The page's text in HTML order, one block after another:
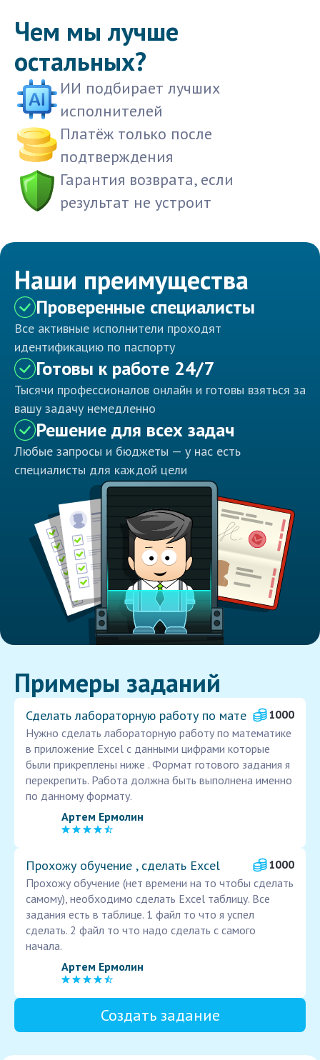
Чем мы лучше
остальных?
ИИ подбирает лучших
исполнителей
Платёж только после
подтверждения
Гарантия возврата, если
результат не устроит
Наши преимущества
Проверенные специалисты
Все активные исполнители проходят
идентификацию по паспорту
Готовы к работе 24/7
Тысячи профессионалов онлайн и готовы взяться за
вашу задачу немедленно
Решение для всех задач
Любые запросы и бюджеты — у нас есть
специалисты для каждой цели
Примеры заданий
Сделать лабораторную работу по мате
1000
Нужно сделать лабораторную работу по математике
в приложение Excel с данными цифрами которые
были прикреплены ниже . Формат готового задания я
перекрепить. Работа должна быть выполнена именно
по данному формату.
Артем Ермолин
Прохожу обучение , сделать Excel
1000
Прохожу обучение (нет времени на то чтобы сделать
самому), необходимо сделать Excel таблицу. Все
задания есть в таблице. 1 файл то что я успел
сделать. 2 файл то что надо сделать с самого
начала.
Артем Ермолин
Создать задание